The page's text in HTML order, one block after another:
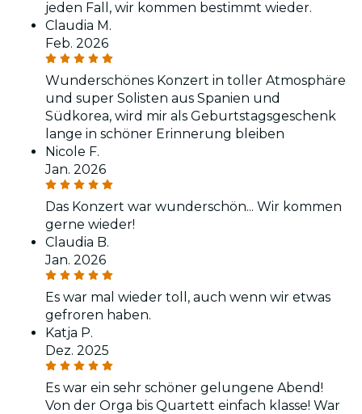
jeden Fall, wir kommen bestimmt wieder.
Claudia M.
Feb. 2026
Wunderschönes Konzert in toller Atmosphäre
und super Solisten aus Spanien und
Südkorea, wird mir als Geburtstagsgeschenk
lange in schöner Erinnerung bleiben
Nicole F.
Jan. 2026
Das Konzert war wunderschön... Wir kommen
gerne wieder!
Claudia B.
Jan. 2026
Es war mal wieder toll, auch wenn wir etwas
gefroren haben.
Katja P.
Dez. 2025
Es war ein sehr schöner gelungene Abend!
Von der Orga bis Quartett einfach klasse! War